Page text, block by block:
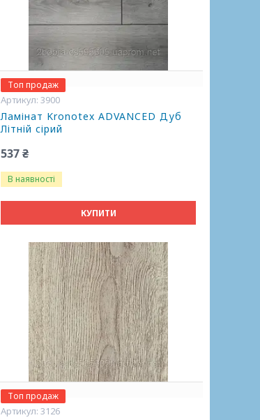
Топ продаж
3900
Ламінат Kronotex ADVANCED Дуб
Літній сірий
537 ₴
В наявності
КУПИТИ
Топ продаж
3126